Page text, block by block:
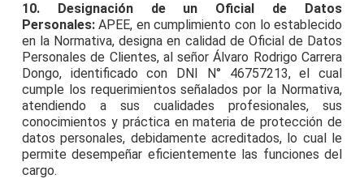
10. Designación de un Oficial de Datos
Personales:APEE, en cumplimiento con lo establecido
en la Normativa, designa en calidad de Oficial de Datos
Personales de Clientes, al señor Álvaro Rodrigo Carrera
Dongo, identificado con DNI N° 46757213, el cual
cumple los requerimientos señalados por la Normativa,
atendiendo a sus cualidades profesionales, sus
conocimientos y práctica en materia de protección de
datos personales, debidamente acreditados, lo cual le
permite desempeñar eficientemente las funciones del
cargo.